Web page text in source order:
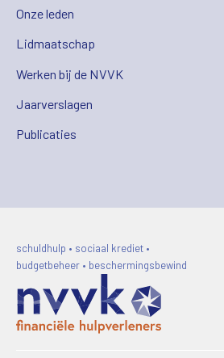
Onze leden
Lidmaatschap
Werken bij de NVVK
Jaarverslagen
Publicaties
schuldhulp • sociaal krediet •
budgetbeheer • beschermingsbewind